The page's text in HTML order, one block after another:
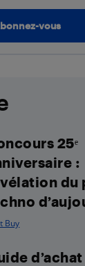
25ᵉ
:
du
Buy
d’achat